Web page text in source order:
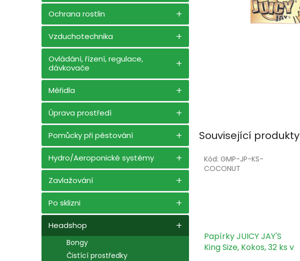
l
Ochrana rostlin
Vzduchotechnika
Ovládání, řízení, regulace,
dávkovače
Měřidla
Úprava prostředí
Pomůcky při pěstování
Hydro/Aeroponické systémy
Zavlažování
Po sklizni
Headshop
Bongy
Čistící prostředky
Související produkty
Papírky JUICY JAY'S
King Size, Kokos, 32 ks v
Kód: GMP-JP-KS-
COCONUT